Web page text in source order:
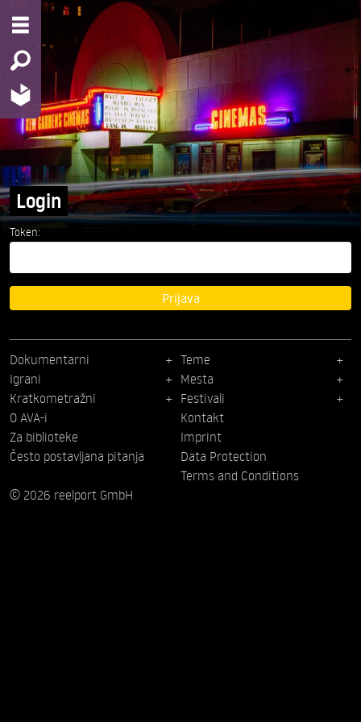
Login
Token:
Prijava
Dokumentarni
Igrani
Kratkometražni
Teme
Mesta
Festivali
O AVA-i
Za biblioteke
Često postavljana pitanja
Kontakt
Imprint
Data Protection
Terms and Conditions
© 2026 reelport GmbH